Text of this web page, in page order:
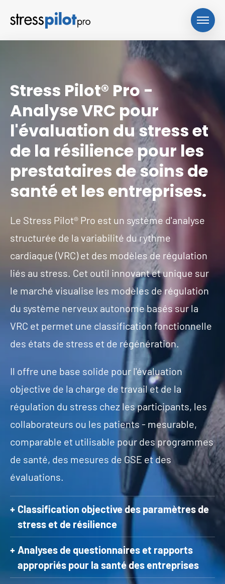
Stress Pilot® Pro -
Analyse VRC pour
l'évaluation du stress et
de la résilience pour les
prestataires de soins de
santé et les entreprises.
Le Stress Pilot® Pro est un système d'analyse
structurée de la variabilité du rythme
cardiaque (VRC) et des modèles de régulation
liés au stress. Cet outil innovant et unique sur
le marché visualise les modèles de régulation
du système nerveux autonome basés sur la
VRC et permet une classification fonctionnelle
des états de stress et de régénération.
Il offre une base solide pour l'évaluation
objective de la charge de travail et de la
régulation du stress chez les participants, les
collaborateurs ou les patients - mesurable,
comparable et utilisable pour des programmes
de santé, des mesures de GSE et des
évaluations.
Classification objective des paramètres de
stress et de résilience
Analyses de questionnaires et rapports
appropriés pour la santé des entreprises